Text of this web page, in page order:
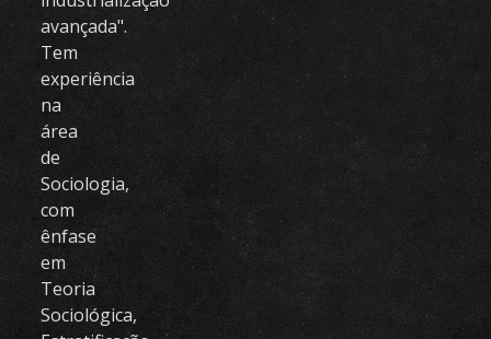
avançada".
Tem
experiência
na
área
de
Sociologia,
com
ênfase
em
Teoria
Sociológica,